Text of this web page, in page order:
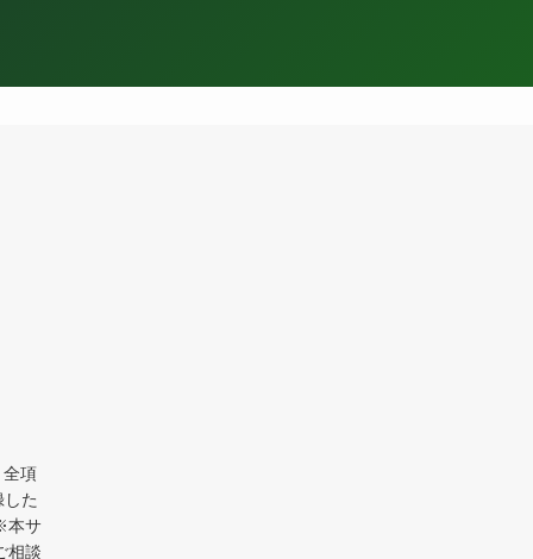
項
た
本サ
相談